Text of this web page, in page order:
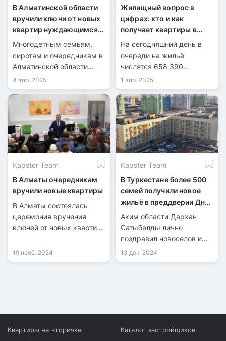
В Алматинской области
вручили ключи от новых
квартир нуждающимся
семьям
Многодетным семьям,
сиротам и очередникам в
Алматинской области
вручили ключи от новых
квартир в рамках
госпрограмм.
4 апр. 2025
Жилищный вопрос в
цифрах: кто и как
получает квартиры в
Казахстане
На сегодняшний день в
очереди на жильё
числятся 658 390
казахстанцев. В прошлом
году квартиры получили
примерно 60 тысяч
человек.
1 апр. 2025
Kapster Team
В Алматы очередникам
вручили новые квартиры
В Алматы состоялась
церемония вручения
ключей от новых квартир
долго ждали своей
очереди. В этот день
матери детей с
инвалидностью и другие
19 нояб. 2024
Kapster Team
В Туркестане более 500
семей получили новое
жильё в преддверии Дня
Независимости
Аким области Дархан
Сатыбалды лично
поздравил новоселов и
вручил им ключи от новых
квартир.
13 дек. 2024
Квартиры на вторичке
Каталог застройщиков